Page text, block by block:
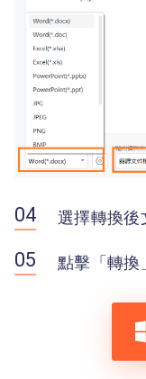
選擇轉換後
點擊「轉換